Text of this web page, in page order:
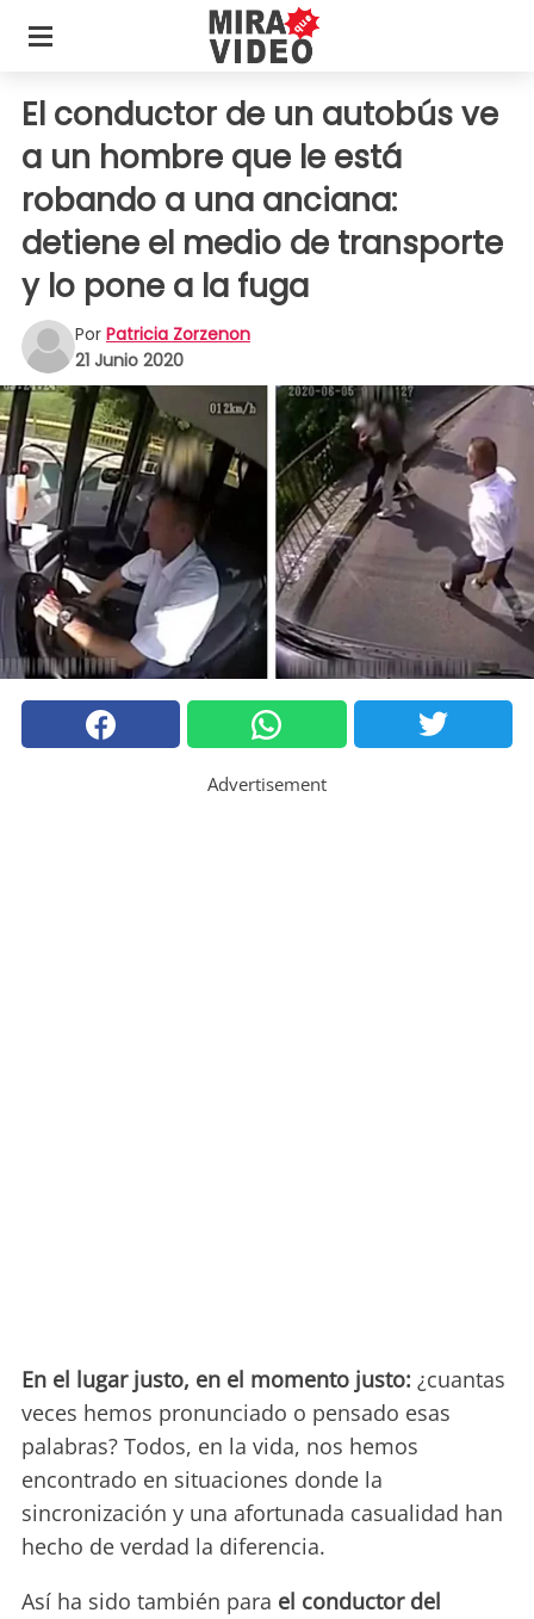
El conductor de un autobús ve
a un hombre que le está
robando a una anciana:
detiene el medio de transporte
y lo pone a la fuga
Por Patricia Zorzenon
21 Junio 2020
Advertisement
En el lugar justo, en el momento justo: ¿cuantas
veces hemos pronunciado o pensado esas
palabras? Todos, en la vida, nos hemos
encontrado en situaciones donde la
sincronización y una afortunada casualidad han
hecho de verdad la diferencia.
Así ha sido también para el conductor del